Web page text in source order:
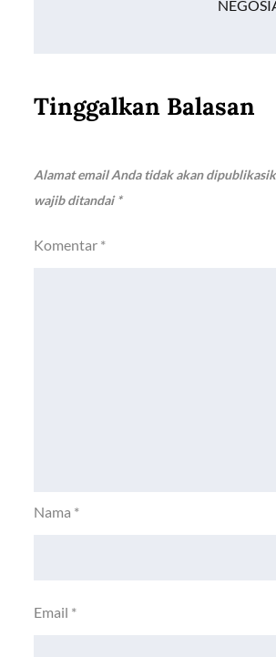
Tinggalkan Balasan
Alamat email Anda tidak akan
wajib ditandai*
Komentar *
Nama *
Email *